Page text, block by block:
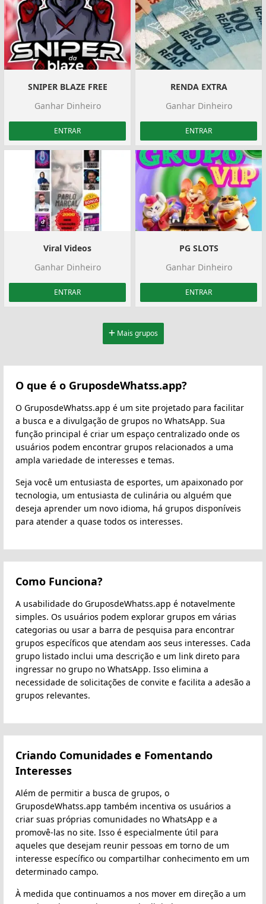
SNIPER BLAZE FREE
Ganhar Dinheiro
ENTRAR
RENDA EXTRA
Ganhar Dinheiro
ENTRAR
Viral Videos
Ganhar Dinheiro
ENTRAR
PG SLOTS
Ganhar Dinheiro
ENTRAR
Mais grupos
O que é o GruposdeWhatss.app?
O GruposdeWhatss.app é um site projetado para facilitar
a busca e a divulgação de grupos no WhatsApp. Sua
função principal é criar um espaço centralizado onde os
usuários podem encontrar grupos relacionados a uma
ampla variedade de interesses e temas.
Seja você um entusiasta de esportes, um apaixonado por
tecnologia, um entusiasta de culinária ou alguém que
deseja aprender um novo idioma, há grupos disponíveis
para atender a quase todos os interesses.
Como Funciona?
A usabilidade do GruposdeWhatss.app é notavelmente
simples. Os usuários podem explorar grupos em várias
categorias ou usar a barra de pesquisa para encontrar
grupos específicos que atendam aos seus interesses. Cada
grupo listado inclui uma descrição e um link direto para
ingressar no grupo no WhatsApp. Isso elimina a
necessidade de solicitações de convite e facilita a adesão a
grupos relevantes.
Criando Comunidades e Fomentando
Interesses
Além de permitir a busca de grupos, o
GruposdeWhatss.app também incentiva os usuários a
criar suas próprias comunidades no WhatsApp e a
promovê-las no site. Isso é especialmente útil para
aqueles que desejam reunir pessoas em torno de um
interesse específico ou compartilhar conhecimento em um
determinado campo.
À medida que continuamos a nos mover em direção a um